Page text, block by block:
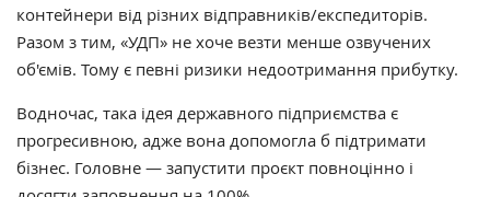
контейнери від різних відправників/експедиторів.
Разом з тим, «УДП» не хоче везти менше озвучених
об'ємів. Тому є певні ризики недоотримання прибутку.
Водночас, така ідея державного підприємства є
прогресивною, адже вона допомогла б підтримати
бізнес. Головне — запустити проєкт повноцінно і